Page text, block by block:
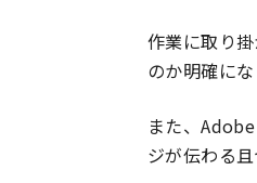
作業に取り
のか明確にな
また、
ジが伝わる